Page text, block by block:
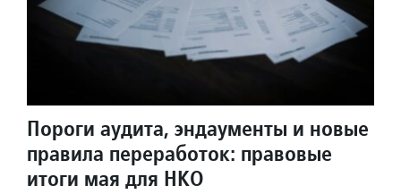
Пороги аудита, эндаументы и новые
правила переработок: правовые
итоги мая для НКО